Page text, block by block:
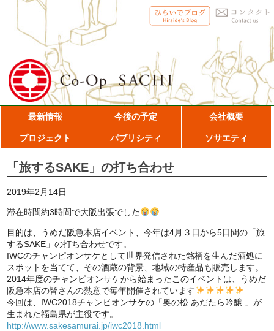
最新情報 今後の予定 会社概要
プロジェクト パブリシティ ソサエティ
「旅するSAKE」の打ち合わせ
2019年2月14日
滞在時間約3時間で大阪出張でした
目的は、うめだ阪急本店イベント、今年は4月３日から5日間の「旅
するSAKE」の打ち合わせです。
IWCのチャンピオンサケとして世界発信された銘柄を生んだ酒処に
スポットを当てて、その酒蔵の背景、地域の特産品も販売します。
2014年度のチャンピオンサケから始まったこのイベントは、うめだ
阪急本店の皆さんの熱意で毎年開催されています
今回は、IWC2018チャンピオンサケの「奥の松 あだたら吟醸 」が
生まれた福島県が主役です。
http://www.sakesamurai.jp/iwc2018.html